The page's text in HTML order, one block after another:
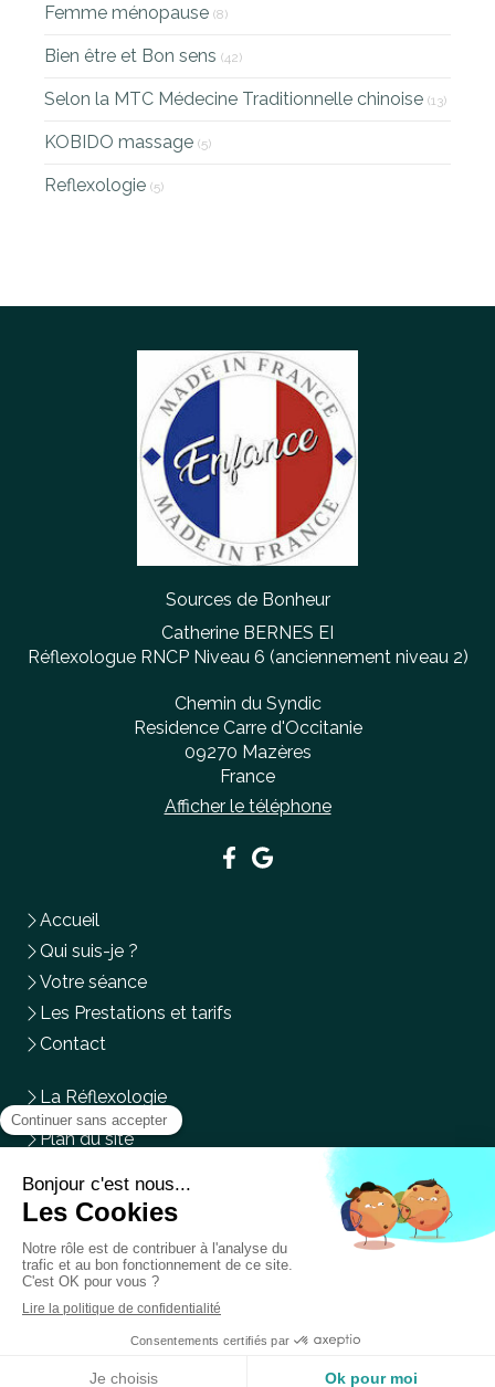
Femme ménopause (8)
Bien être et Bon sens (42)
Selon la MTC Médecine Traditionnelle chinoise (13)
KOBIDO massage (5)
Reflexologie (5)
Sources de Bonheur
Catherine BERNES EI
Réflexologue RNCP Niveau 6 (anciennement niveau 2)
Chemin du Syndic
Residence Carre d'Occitanie
09270 Mazères
France
Afficher le téléphone
Accueil
Qui suis-je ?
Votre séance
Les Prestations et tarifs
Contact
La Réflexologie
Plan du site
DuLundiauMercredi Samedide9hà
14h
Création et référencement du site par Simplébo